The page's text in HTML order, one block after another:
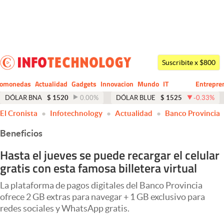
Dólar
Economía y Política
Finanzas y Mercados
Mercados Online
Negocios
Columnistas
Otras secciones
Apertura
Suscribite x $800
Actualidad Gadgets Innovacion Mundo
CIO
IT
Business
DÓLAR BNA $ 1520 0.00% DÓLAR BLUE $ 1525 -0.33%
El Cronista Infotechnology Actualidad Banco Provincia
Beneficios
Hasta el jueves se puede recargar el celular
gratis con esta famosa billetera virtual
La plataforma de pagos digitales del Banco Provincia
ofrece 2 GB extras para navegar + 1 GB exclusivo para
redes sociales y WhatsApp gratis.